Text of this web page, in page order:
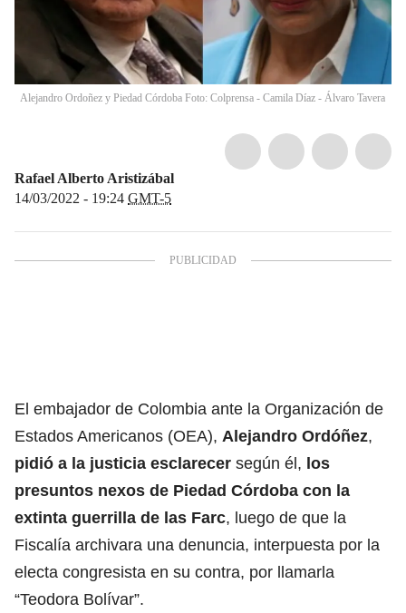
Alejandro Ordoñez y Piedad Córdoba Foto: Colprensa - Camila Díaz - Álvaro Tavera
Rafael Alberto Aristizábal
14/03/2022 - 19:24 GMT-5
El embajador de Colombia ante la Organización de
Estados Americanos (OEA), Alejandro Ordóñez,
pidió a la justicia esclarecer según él, los
presuntos nexos de Piedad Córdoba con la
extinta guerrilla de las Farc, luego de que la
Fiscalía archivara una denuncia, interpuesta por la
electa congresista en su contra, por llamarla
“Teodora Bolívar”.